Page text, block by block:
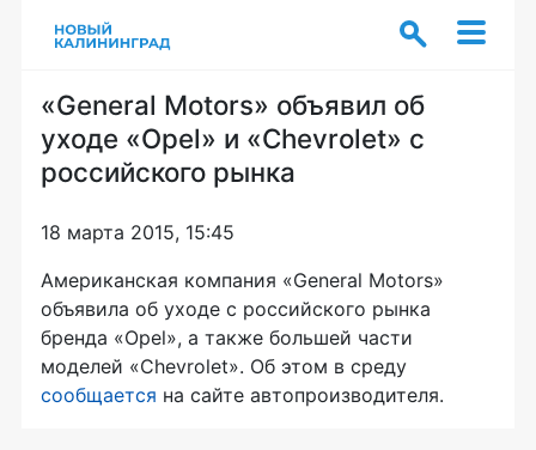
«General Motors» объявил об
уходе «Opel» и «Chevrolet» с
российского рынка
18 марта 2015, 15:45
Американская компания «General Motors»
объявила об уходе с российского рынка
бренда «Opel», а также большей части
моделей «Chevrolet». Об этом в среду
сообщается на сайте автопроизводителя.